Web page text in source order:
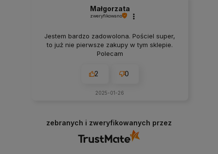
Małgorzata
zweryfikowano
Jestem bardzo zadowolona. Pościel super,
to już nie pierwsze zakupy w tym sklepie.
Polecam
2 0
2025-01-26
zebranych i zweryfikowanych przez